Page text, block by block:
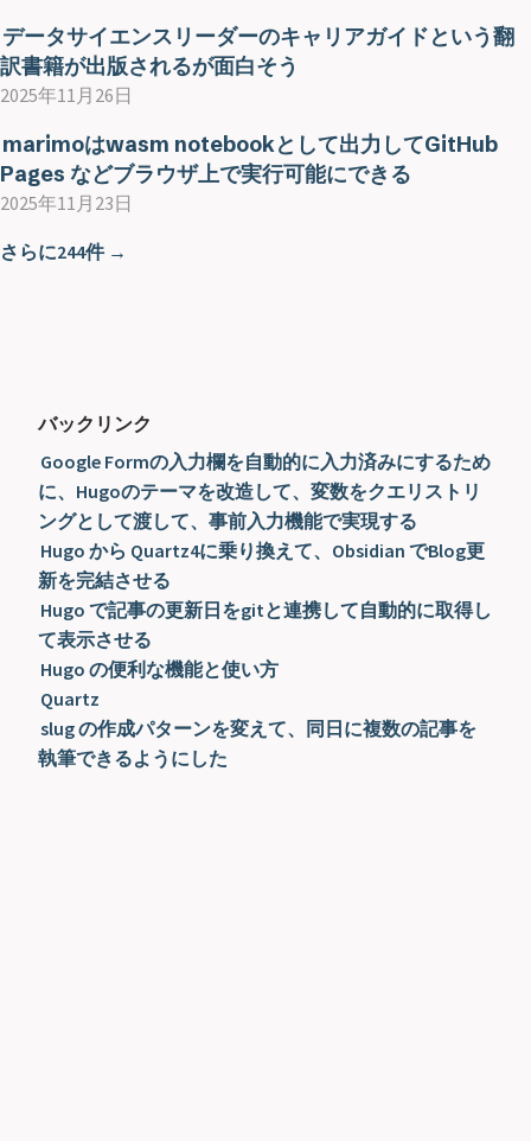
データサイエンスリーダーのキャリアガイドという翻
訳書籍が出版されるが面白そう
2025年11月26日
marimoはwasm notebookとして出力してGitHub
Pages などブラウザ上で実行可能にできる
2025年11月23日
さらに244件 →
バックリンク
Google Formの入力欄を自動的に入力済みにするため
に、Hugoのテーマを改造して、変数をクエリストリ
ングとして渡して、事前入力機能で実現する
Hugo から Quartz4に乗り換えて、Obsidian でBlog更
新を完結させる
Hugo で記事の更新日をgitと連携して自動的に取得し
て表示させる
Hugo の便利な機能と使い方
Quartz
slug の作成パターンを変えて、同日に複数の記事を
執筆できるようにした